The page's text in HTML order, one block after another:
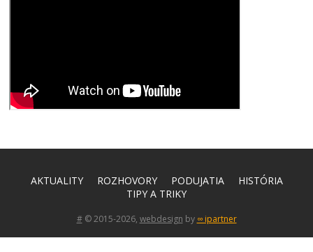
AKTUALITY ROZHOVORY PODUJATIA
HISTÓRIA
TIPY A TRIKY
#© 2015-2026, webdesign by ∞ ipartner